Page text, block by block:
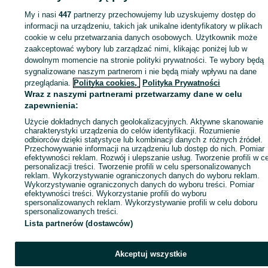
KATEGORIA
ID:742908705 Wyświetlenia:
Zadzwoń / SMS
My i nasi447 partnerzy przechowujemy lub uzyskujemy dostęp do
informacji na urządzeniu, takich jak unikalne identyfikatory w plikach
cookie w celu przetwarzania danych osobowych. Użytkownik może
zaakceptować wybory lub zarządzać nimi, klikając poniżej lub w
dowolnym momencie na stronie polityki prywatności. Te wybory będą
sygnalizowane naszym partnerom i nie będą miały wpływu na dane
przeglądania. Polityka cookies, Polityka Prywatności
Wraz z naszymi partnerami przetwarzamy dane w celu
zapewnienia:
Użycie dokładnych danych geolokalizacyjnych. Aktywne skanowanie
charakterystyki urządzenia do celów identyfikacji. Rozumienie
odbiorców dzięki statystyce lub kombinacji danych z różnych źródeł.
Przechowywanie informacji na urządzeniu lub dostęp do nich. Pomiar
efektywności reklam. Rozwój i ulepszanie usług. Tworzenie profili w
personalizacji treści. Tworzenie profili w celu spersonalizowanych
reklam. Wykorzystywanie ograniczonych danych do wyboru reklam.
Wykorzystywanie ograniczonych danych do wyboru treści. Pomiar
efektywności treści. Wykorzystanie profili do wyboru
spersonalizowanych reklam. Wykorzystywanie profili w celu doboru
spersonalizowanych treści.
Lista partnerów (dostawców)
Akceptuj wszystkie